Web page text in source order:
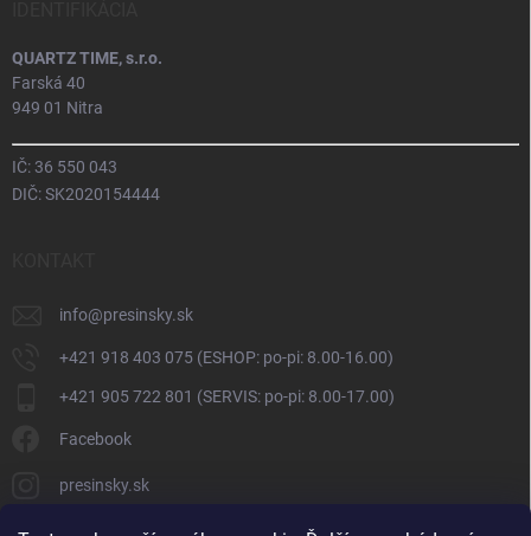
QUARTZ TIME, s.r.o.
Farská 40
949 01 Nitra
IČ: 36 550 043
DIČ: SK2020154444
info@presinsky.sk
+421 918 403 075 (ESHOP: po-pi: 8.00-16.00)
+421 905 722 801 (SERVIS: po-pi: 8.00-17.00)
Facebook
presinsky.sk